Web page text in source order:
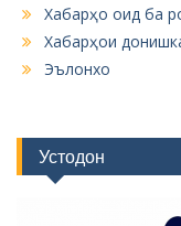
Хабарҳо оид ба
Хабарҳои
Эълонхо
Устодон